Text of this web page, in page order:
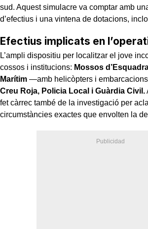
sud. Aquest simulacre va comptar amb
d’efectius i una vintena de dotacions,
Efectius implicats en
L’ampli dispositiu per localitzar el jove
cossos i institucions: Mossos
Marítim —amb helicòpters i
Creu Roja, Policia Local i Guàrdia Civil.
fet càrrec també de la investigació per
circumstàncies exactes que envolten la